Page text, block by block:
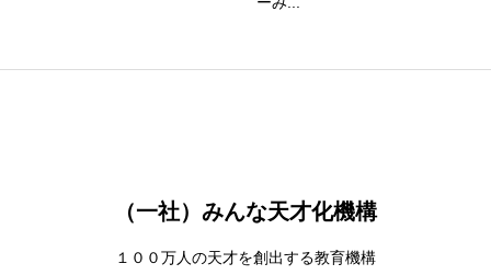
（一社）みんな天才化機構
１００万人の天才を創出する教育機構